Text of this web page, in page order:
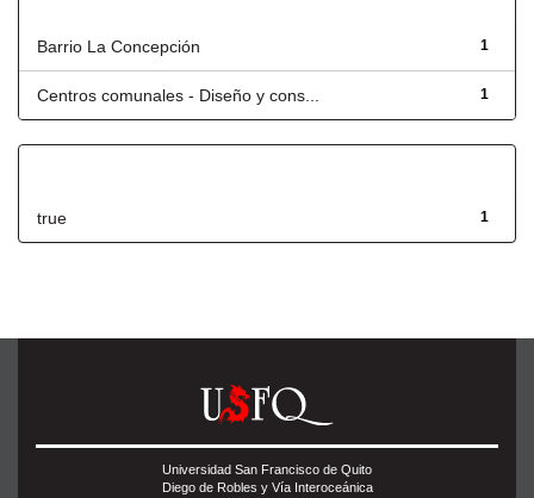
1
Barrio La Concepción
1
Centros comunales - Diseño y cons...
1
true
Universidad San Francisco de Quito
Diego de Robles y Vía Interoceánica